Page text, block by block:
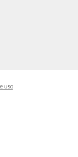
uso